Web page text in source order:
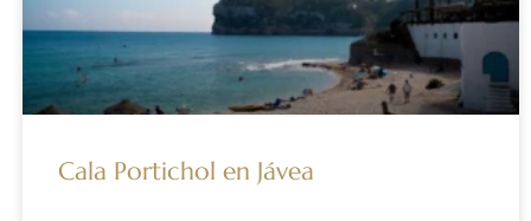
Cala Portichol en Jávea